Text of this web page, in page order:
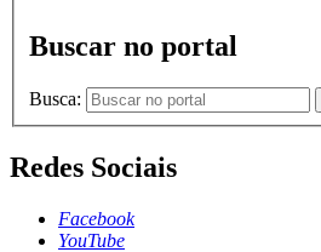
Buscar no portal
Busca:
Redes Sociais
Facebook
YouTube